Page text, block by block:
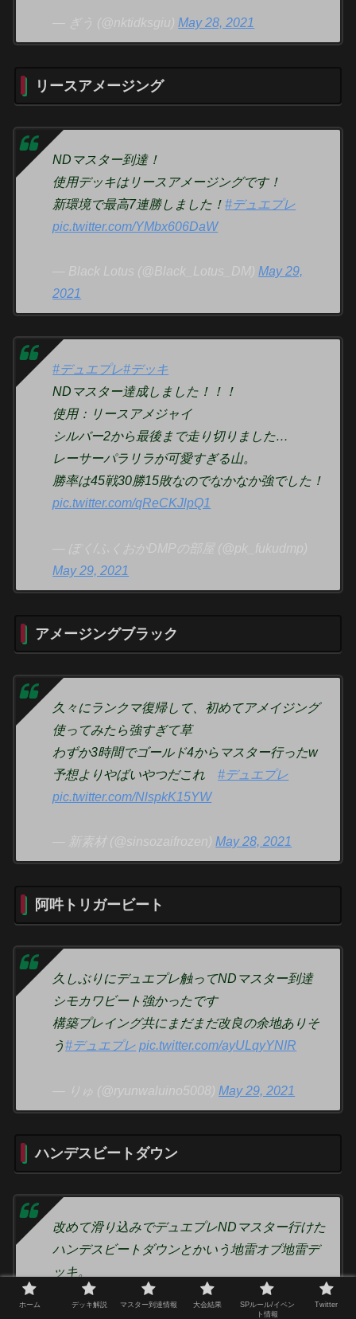
— ぎう (@nktidksgiu)May 28, 2021
リースアメージング
NDマスター到達！
使用デッキはリースアメージングです！
新環境で最高7連勝しました！#デュエプレ
pic.twitter.com/YMbx606DaW
— Black Lotus (@Black_Lotus_DM)May 29,
2021
#デュエプレ#デッキ
NDマスター達成しました！！！
使用：リースアメジャイ
シルバー2から最後まで走り切りました…
レーサーパラリラが可愛すぎる山。
勝率は45戦30勝15敗なのでなかなか強でした！
pic.twitter.com/qReCKJlpQ1
— ぽく/ふくおかDMPの部屋 (@pk_fukudmp)
May 29, 2021
アメージングブラック
久々にランクマ復帰して、初めてアメイジング
使ってみたら強すぎて草
わずか3時間でゴールド4からマスター行ったw
予想よりやばいやつだこれ#デュエプレ
pic.twitter.com/NlspkK15YW
— 新素材 (@sinsozaifrozen)May 28, 2021
阿吽トリガービート
久しぶりにデュエプレ触ってNDマスター到達
シモカワビート強かったです
構築プレイング共にまだまだ改良の余地ありそ
う#デュエプレ pic.twitter.com/ayULqyYNIR
— りゅ (@ryunwaluino5008)May 29, 2021
ハンデスビートダウン
改めて滑り込みでデュエプレNDマスター行けた
ハンデスビートダウンとかいう地雷オブ地雷デ
ッキ。
単体で出せて強いカードがゴッドとアガピしか
ホーム デッキ解説 マスター到達情報 大会結果
SPルール/イベン
ト情報
Twitter